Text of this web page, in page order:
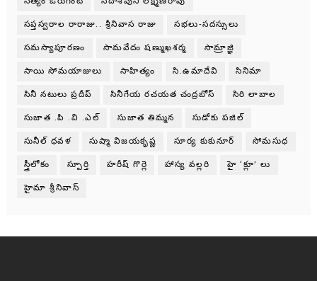
సప్తస్వరాల రారాజు.. శ్రీనివాస రాజు సభలు-సదస్సులు
సమస్యాపూరణం సామవేదం షణ్ముఖశర్మ సామ్రాజ్ఞి
సాయి సోమయాజులు సాహిత్యం సి.ఉమాదేవి సినిమా
సినీ నటులు ప్రదీప్ సినీగేయ రచయత చంద్రబోస్ సిరి లాబాల
సుజాత .పి .వి .ఎల్ సుజాత తిమ్మన సుడోకు పజిల్
సునీల్ ధవళ సుష్మా విజయకృష్ణ సూర్య కుకునూర్ సోమసుధ
స్త్రీలోకం స్పూర్తి హరీష్ గొర్లె హాస్య వల్లరి హై ‘క్లూ’ లు
హైమా శ్రీనివాస్